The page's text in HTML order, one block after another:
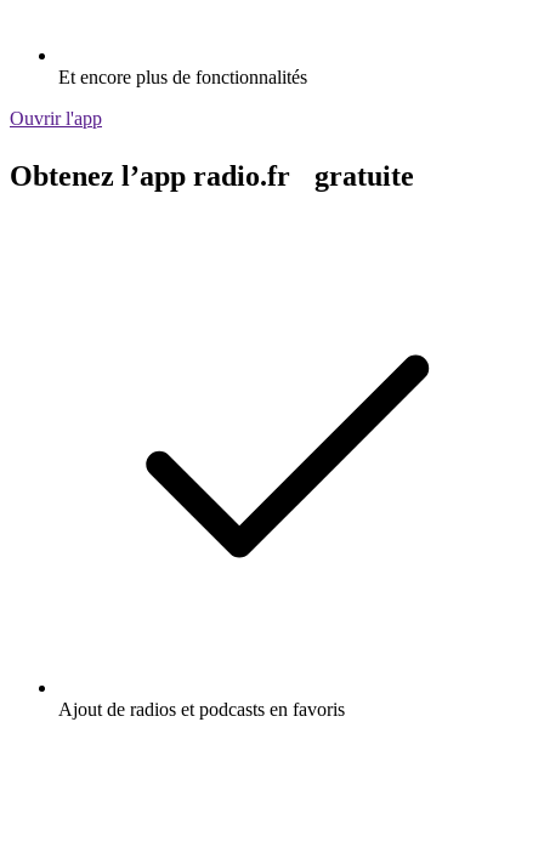
Et encore plus de fonctionnalités
Ouvrir l'app
Obtenez l’app radio.fr gratuite
Ajout de radios et podcasts en favoris